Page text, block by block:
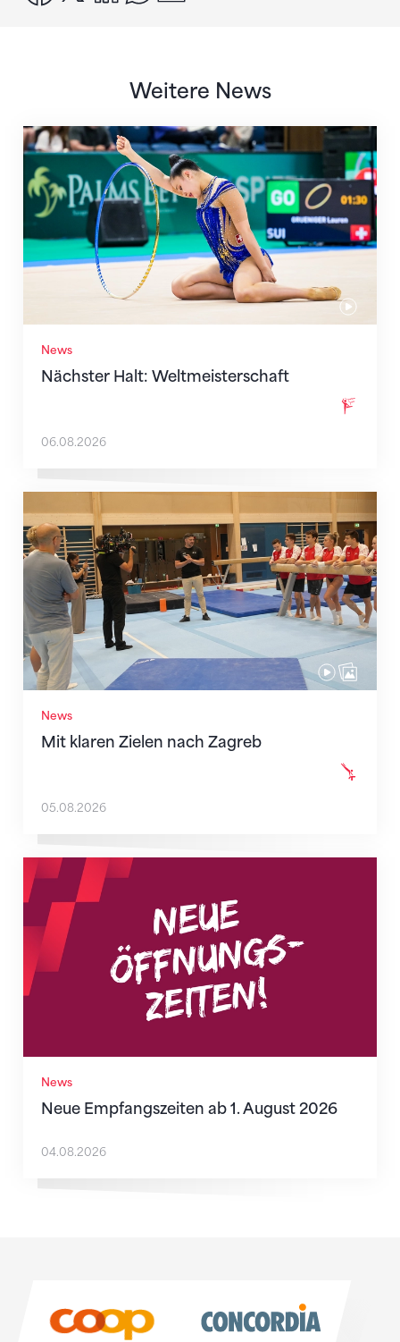
Weitere News
News
Nächster Halt: Weltmeisterschaft
Nächster Halt: Weltmeisterschaft
06.08.2026
News
Mit klaren Zielen nach Zagreb
Mit klaren Zielen nach Zagreb
05.08.2026
News
Neue Empfangszeiten ab 1. August 2026
Neue Empfangszeiten ab 1. August 2026
04.08.2026